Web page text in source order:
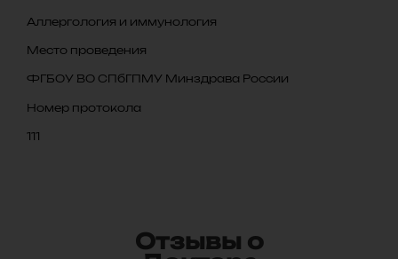
Аллергология и иммунология
Место проведения
ФГБОУ ВО СПбГПМУ Минздрава России
Номер протокола
111
Отзывы о